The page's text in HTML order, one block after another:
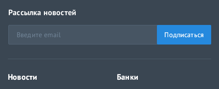
Рассылка новостей
Подписаться
Новости Банки